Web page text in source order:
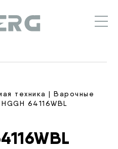
техника |Варочные
64116WBL